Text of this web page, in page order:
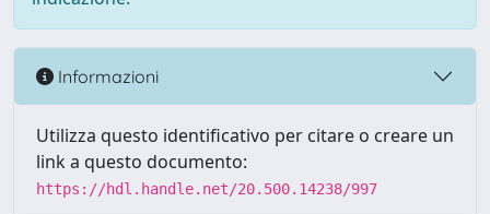
Informazioni
Utilizza questo identificativo per citare o creare un
link a questo documento:
https://hdl.handle.net/20.500.14238/997